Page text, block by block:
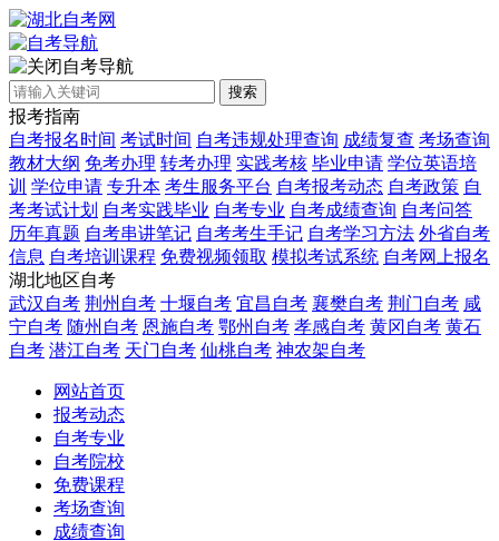
自考导航
搜索
报考指南
自考报名时间 考试时间 自考违规处理查询 成绩复查 考场查询
教材大纲 免考办理 转考办理 实践考核 毕业申请 学位英语培
训 学位申请 专升本 考生服务平台 自考报考动态 自考政策 自
考考试计划 自考实践毕业 自考专业 自考成绩查询 自考问答
历年真题 自考串讲笔记 自考考生手记 自考学习方法 外省自考
信息 自考培训课程 免费视频领取 模拟考试系统 自考网上报名
湖北地区自考
武汉自考 荆州自考 十堰自考 宜昌自考 襄樊自考 荆门自考 咸
宁自考 随州自考 恩施自考 鄂州自考 孝感自考 黄冈自考 黄石
自考 潜江自考 天门自考 仙桃自考 神农架自考
网站首页
报考动态
自考专业
自考院校
免费课程
考场查询
成绩查询